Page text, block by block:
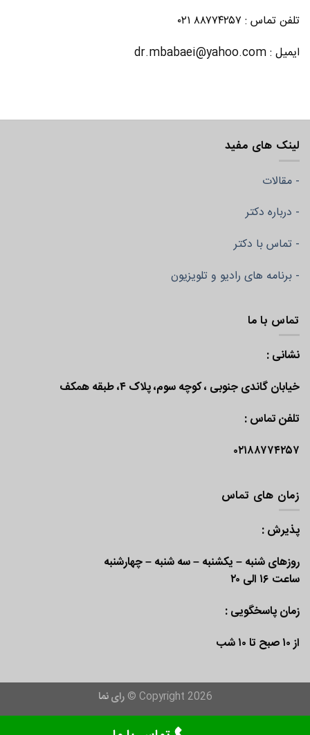
تلفن تماس : ۸۸۷۷۴۲۵۷ ۰۲۱
ایمیل : dr.mbabaei@yahoo.com
لینک های مفید
- مقالات
- درباره دکتر
- تماس با دکتر
- برنامه های رادیو و تلویزیون
تماس با ما
نشانی :
خیابان گاندی جنوبی ، کوچه سوم، پلاک ۴، طبقه همکف
تلفن تماس :
۰۲۱۸۸۷۷۴۲۵۷
زمان های تماس
پذیرش :
روزهای شنبه – یکشنبه – سه شنبه – چهارشنبه
ساعت ۱۶ الی ۲۰
زمان پاسخگویی :
از ۱۰ صبح تا ۱۰ شب
Copyright 2026 © رای نما